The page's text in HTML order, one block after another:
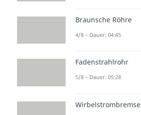
Braunsche Röhre
4/8 – Dauer: 04:45
Fadenstrahlrohr
5/8 – Dauer: 05:28
Wirbelstrombremse